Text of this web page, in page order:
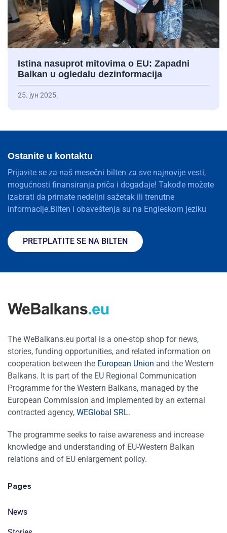
Istina nasuprot mitovima o EU: Zapadni
Balkan u ogledalu dezinformacija
25. јун 2025.
Ostanite u kontaktu
Prijavite se za naš mesečni bilten za sve najnovije vesti,
mogućnosti finansiranja priča i događaje! Takođe možete
izabrati da primate nedeljni sažetak ili trenutne
informacije.Bilten i obaveštenja su na Engleskom jeziku
PRETPLATITE SE NA BILTEN
The WeBalkans.eu portal is a one-stop shop for news,
stories, funding opportunities, and related information on
cooperation between the European Union and the Western
Balkans. It is part of the EU Regional Communication
Programme for the Western Balkans, managed by the
European Commission and implemented by an external
contracted agency, WEGlobal SRL.
The programme seeks to raise awareness and increase
knowledge and understanding of EU-Western Balkan
relations and of EU enlargement policy.
Pages
News